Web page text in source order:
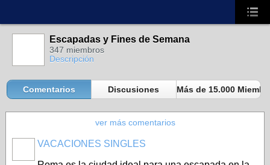
Escapadas y Fines de Semana
347 miembros
Descripción
Comentarios Discusiones Más de 15.000
ver más comentarios
VACACIONES SINGLES